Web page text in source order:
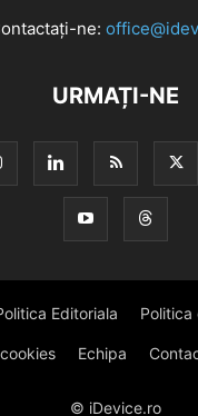
ne:
URMAȚI-NE
Editoriala
Echipa
© iDevice.ro